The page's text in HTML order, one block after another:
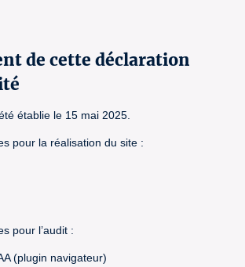
de cette déclaration
établie le 15 mai 2025.
pour la réalisation du site :
pour l’audit :
(plugin navigateur)